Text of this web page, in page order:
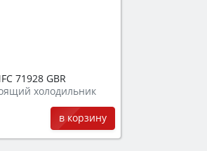
71928 GBR
холодильник
в корзину